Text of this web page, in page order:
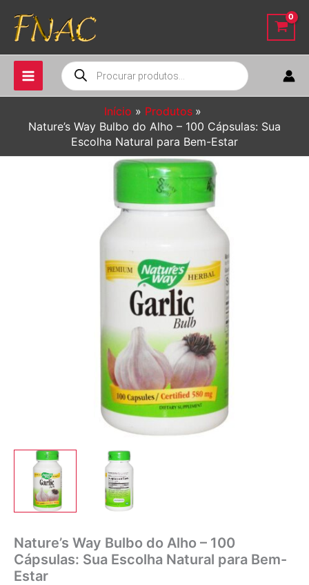
para
conteúdo
Pesquisar
produtos
Início
Produtos
Nature’s Way Bulbo do Alho – 100 Cápsulas: Sua
Escolha Natural para Bem-Estar
Nature’s Way Bulbo do Alho – 100
Cápsulas: Sua Escolha Natural para Bem-
Estar